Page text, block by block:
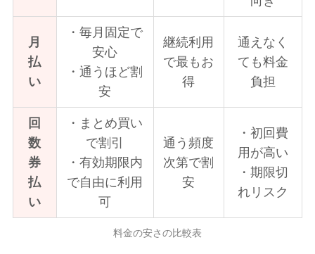
月
払
い
・毎月固定で
安心
・通うほど割
安
継続利用
で最もお
得
通えなく
ても料金
負担
回
数
券
払
い
・まとめ買い
で割引
・有効期限内
で自由に利用
可
通う頻度
次第で割
安
・初回費
用が高い
・期限切
れリスク
料金の安さの比較表